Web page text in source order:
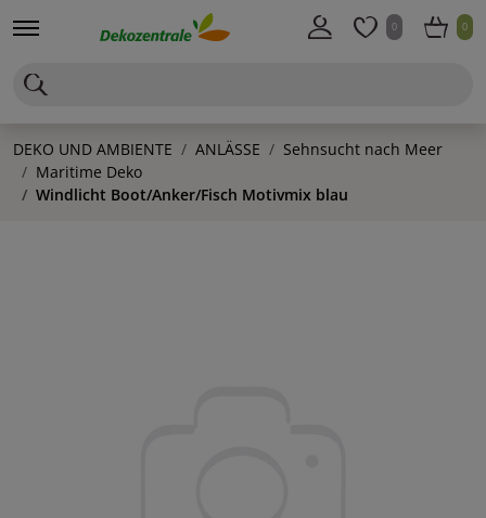
0 0
DEKO UND AMBIENTE ANLÄSSE
Sehnsucht nach Meer
Maritime Deko
Windlicht Boot/Anker/Fisch Motivmix blau